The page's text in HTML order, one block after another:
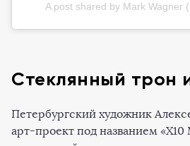
A post shared by Mark Wagner
Стеклянный трон
Петербургский художник
арт-проект под названием